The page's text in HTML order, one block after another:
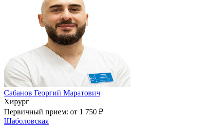
Сабанов Георгий Маратович
Хирург
Первичный прием: от 1 750 ₽
Шаболовская